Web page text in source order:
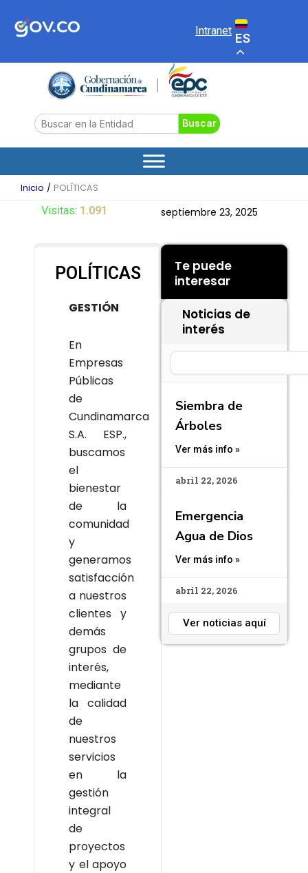
Intranet
ES
Search Buscar
Inicio POLÍTICAS
septiembre 23, 2025
Te puede
interesar
Noticias de
interés
Siembra de
Árboles
Ver más info »
abril 22, 2026
Emergencia
Agua de Dios
Ver más info »
abril 22, 2026
Ver noticias aquí
Visitas: 1.091
POLÍTICAS
GESTIÓN
En
Empresas
Públicas
de
Cundinamarca
S.A. ESP.,
buscamos
el
bienestar
de la
comunidad
y
generamos
satisfacción
a nuestros
clientes y
demás
grupos de
interés,
mediante
la calidad
de
nuestros
servicios
en la
gestión
integral
de
proyectos
y el apoyo